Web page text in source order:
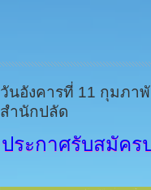
วันอังคารที่ 11 กุมภา
สำนักปลัด
ประกาศรับสมัคร